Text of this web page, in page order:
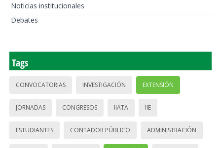
Noticias institucionales
Debates
Tags
CONVOCATORIAS INVESTIGACIÓN EXTENSIÓN
JORNADAS CONGRESOS IIATA IIE
ESTUDIANTES CONTADOR PÚBLICO ADMINISTRACIÓN